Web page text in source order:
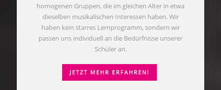
homogenen Gruppen, die im gleichen Alter in etwa
dieselben musikalischen Interessen haben. Wir
haben kein starres Lernprogramm, sondern wir
passen uns individuell an die Bedürfnisse unserer
Schüler an.
JETZT MEHR ERFAHREN!